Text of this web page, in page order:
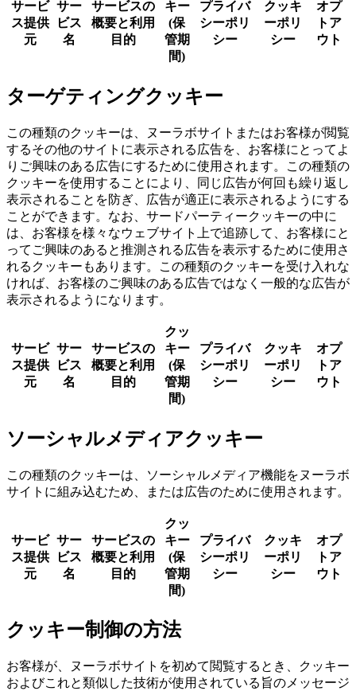
サービ
ス提供
元
サー
ビス
名
サービスの
概要と利用
目的
キー
(保
管期
間)
プライバ
シーポリ
シー
クッキ
ーポリ
シー
オプ
トア
ウト
ターゲティングクッキー
この種類のクッキーは、ヌーラボサイトまたはお客様が閲覧
するその他のサイトに表示される広告を、お客様にとってよ
りご興味のある広告にするために使用されます。この種類の
クッキーを使用することにより、同じ広告が何回も繰り返し
表示されることを防ぎ、広告が適正に表示されるようにする
ことができます。なお、サードパーティークッキーの中に
は、お客様を様々なウェブサイト上で追跡して、お客様にと
ってご興味のあると推測される広告を表示するために使用さ
れるクッキーもあります。
この種類のクッキーを受け入れな
ければ、お客様のご興味のある広告ではなく一般的な広告が
表示されるようになります。
サービ
ス提供
元
サー
ビス
名
サービスの
概要と利用
目的
クッ
キー
(保
管期
間)
プライバ
シーポリ
シー
クッキ
ーポリ
シー
オプ
トア
ウト
ソーシャルメディアクッキー
この種類のクッキーは、ソーシャルメディア機能をヌーラボ
サイトに組み込むため、または広告のために使用されます。
サービ
ス提供
元
サー
ビス
名
サービスの
概要と利用
目的
クッ
キー
(保
管期
間)
プライバ
シーポリ
シー
クッキ
ーポリ
シー
オプ
トア
ウト
クッキー制御の方法
お客様が、ヌーラボサイトを初めて閲覧するとき、クッキー
およびこれと類似した技術が使用されている旨のメッセージ